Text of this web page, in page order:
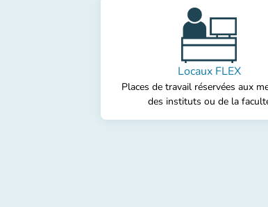
Locaux FLEX
Places de travail réservées aux
des instituts ou de la